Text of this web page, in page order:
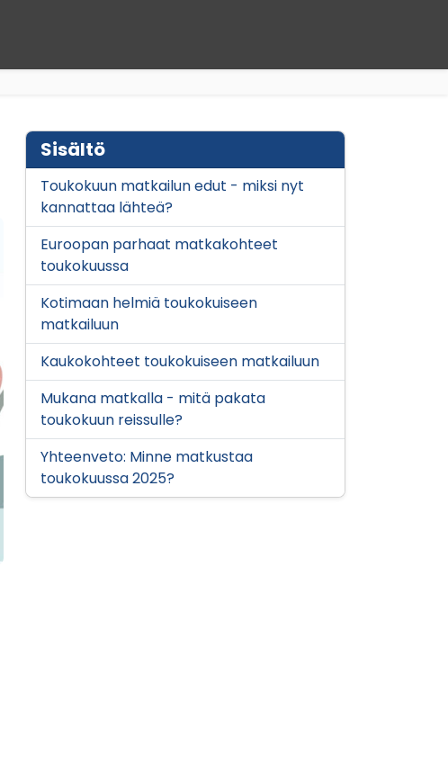
Sisältö
Toukokuun matkailun edut - miksi nyt
kannattaa lähteä?
Euroopan parhaat matkakohteet
toukokuussa
Kotimaan helmiä toukokuiseen
matkailuun
Kaukokohteet toukokuiseen matkailuun
Mukana matkalla - mitä pakata
toukokuun reissulle?
Yhteenveto: Minne matkustaa
toukokuussa 2025?